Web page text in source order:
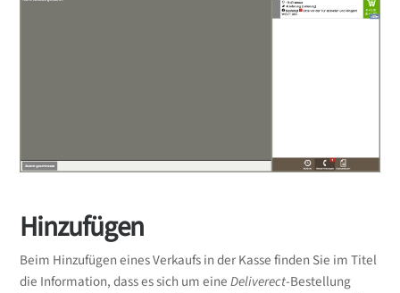
Hinzufügen
Beim Hinzufügen eines Verkaufs in der Kasse finden Sie im Titel
die Information, dass es sich um eineDeliverect-Bestellung